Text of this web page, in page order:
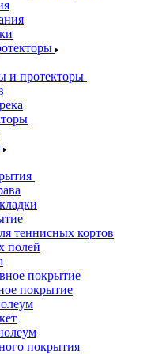
и протекторы
теннисных кортов
полей
покрытие
покрытие
покрытия